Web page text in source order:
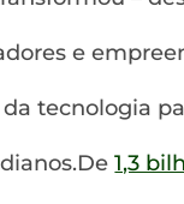
e
tecnologia
1,3